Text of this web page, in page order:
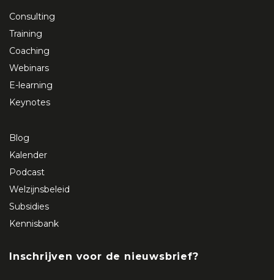
Consulting
Training
Coaching
Webinars
E-learning
Keynotes
Blog
Kalender
Podcast
Welzijnsbeleid
Subsidies
Kennisbank
Inschrijven voor de nieuwsbrief?